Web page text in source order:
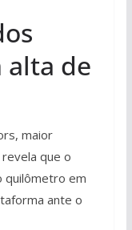
alta de
maior
que o
quilômetro em
ante o